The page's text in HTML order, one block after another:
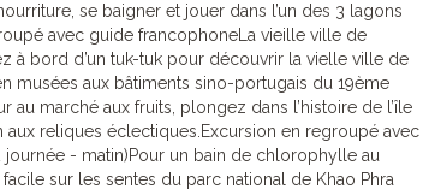
se baigner et jouer dans l’un des 3 lagons
avec guide francophoneLa vieille ville de
à bord d’un tuk-tuk pour découvrir la vielle ville de
musées aux bâtiments sino-portugais du 19ème
au marché aux fruits, plongez dans l’histoire de l’île
reliques éclectiques.Excursion en regroupé avec
- matin)Pour un bain de chlorophylle au
sur les sentes du parc national de Khao Phra